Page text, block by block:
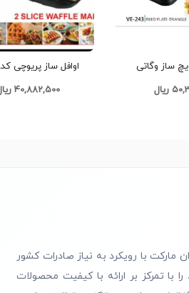
ساز وگاتی
ریال
اوافل ساز پریوچی کدG1388
40,882,500 ریال
مارکت با رویکرد به نیاز صادرات کشور
با تمرکز بر ارائه با کیفیت محصولات